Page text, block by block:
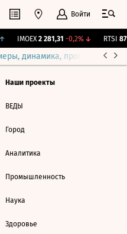
Войти
IMOEX 2 281,31 -0,2%↓ RTSI
динамика, прогнозы
Наши проекты
ВЕДЫ
Город
Аналитика
Промышленность
Наука
Здоровье